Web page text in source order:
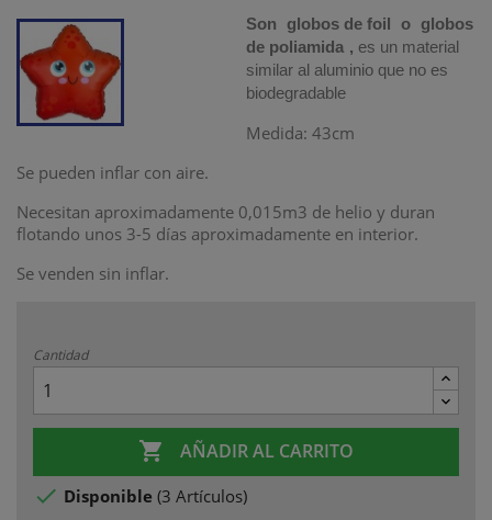
Son globos de foil o globos
de poliamida , es un material
similar al aluminio que no es
biodegradable
Medida: 43cm
Se pueden inflar con aire.
Necesitan aproximadamente 0,015m3 de helio y duran
flotando unos 3-5 días aproximadamente en interior.
Se venden sin inflar.
Cantidad
 AÑADIR AL CARRITO
 Disponible (3 Artículos)